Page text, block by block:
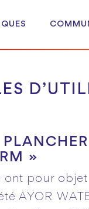
»
ont pour
AYOR